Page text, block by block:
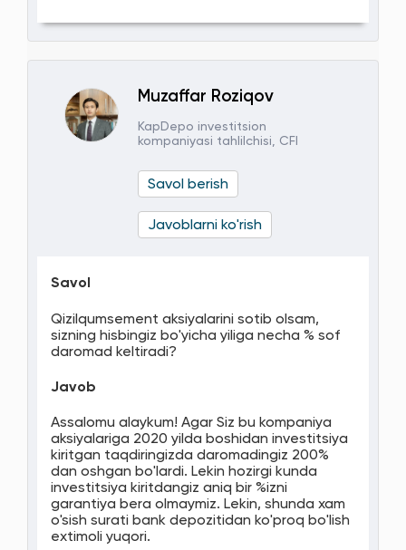
Muzaffar Roziqov
KapDepo investitsion
kompaniyasi tahlilchisi, CFI
Savol berish
Javoblarni ko'rish
Savol
Qizilqumsement aksiyalarini sotib olsam,
sizning hisbingiz bo'yicha yiliga necha % sof
daromad keltiradi?
Javob
Assalomu alaykum! Agar Siz bu kompaniya
aksiyalariga 2020 yilda boshidan investitsiya
kiritgan taqdiringizda daromadingiz 200%
dan oshgan bo'lardi. Lekin hozirgi kunda
investitsiya kiritdangiz aniq bir %izni
garantiya bera olmaymiz. Lekin, shunda xam
o'sish surati bank depozitidan ko'proq bo'lish
extimoli yuqori.